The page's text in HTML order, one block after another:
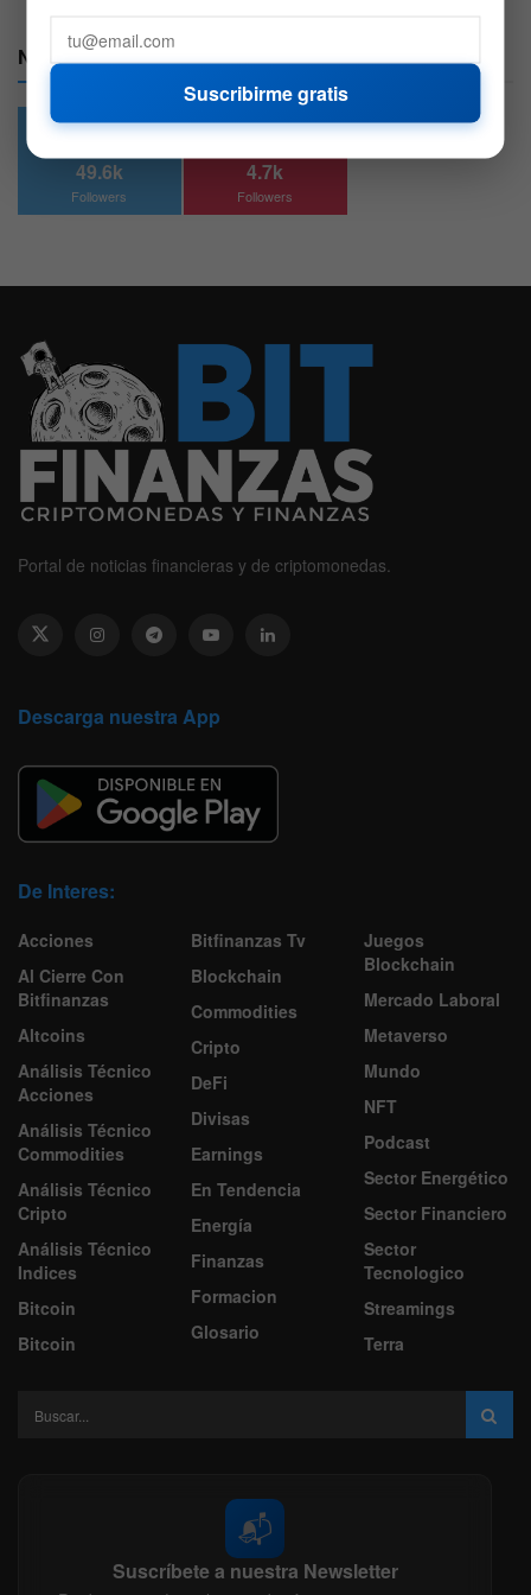
Nuestras Redes:
49.6k
Followers
4.7k
Followers
Portal de noticias financieras y de criptomonedas.
Descarga nuestra App
De Interes:
Acciones
Al Cierre Con
Bitfinanzas
Altcoins
Análisis Técnico
Acciones
Análisis Técnico
Commodities
Análisis Técnico
Cripto
Análisis Técnico
Indices
Bitcoin
Bitcoin
Bitfinanzas Tv
Blockchain
Commodities
Cripto
DeFi
Divisas
Earnings
En Tendencia
Energía
Finanzas
Formacion
Glosario
Juegos
Blockchain
Mercado Laboral
Metaverso
Mundo
NFT
Podcast
Sector Energético
Sector Financiero
Sector
Tecnologico
Streamings
Terra
📬
Suscríbete a nuestra Newsletter
Suscribirme gratis